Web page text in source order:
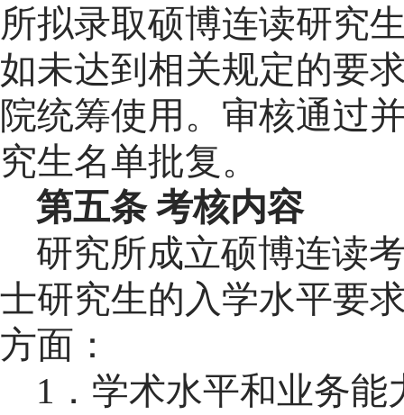
所拟录取硕博连读研究
如未达到相关规定的要
院统筹使用。审核通过
究生名单批复。
第五条 考核内容
研究所成立硕博连读
士研究生的入学水平要
方面：
1 ．学术水平和业务